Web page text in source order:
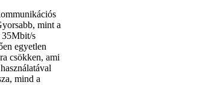
mint a
35Mbit/s
egyetlen
csökken, ami
mind a